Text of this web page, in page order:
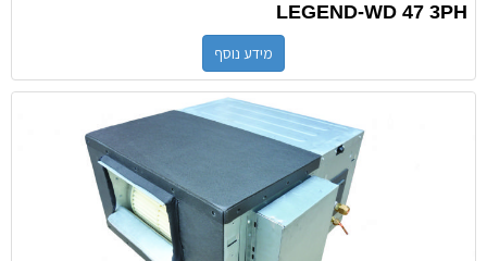
LEGEND-WD 47 3PH
מידע נוסף